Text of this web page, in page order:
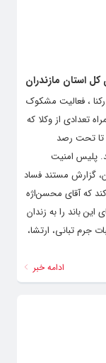
استان مازندران
، فعالیت مشکوک
تعدادی از وکلا که
تا‌ تحت رصد
پلیس امنیت
گزارش مستند فساد
که آقای محسن‌اژه
این‌ باند را به زندان
جرم تبانی، ارتشا،
ادامه خبر